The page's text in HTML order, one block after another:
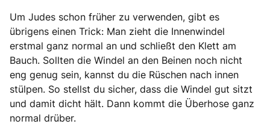
Um Judes schon früher zu verwenden, gibt es
übrigens einen Trick: Man zieht die Innenwindel
erstmal ganz normal an und schließt den Klett am
Bauch. Sollten die Windel an den Beinen noch nicht
eng genug sein, kannst du die Rüschen nach innen
stülpen. So stellst du sicher, dass die Windel gut sitzt
und damit dicht hält. Dann kommt die Überhose ganz
normal drüber.